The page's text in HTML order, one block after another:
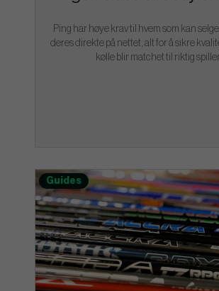
Ping har høye krav til hvem som kan
deres direkte på nettet, alt for å sikre
kølle blir matchet til riktig spiller.
Guides